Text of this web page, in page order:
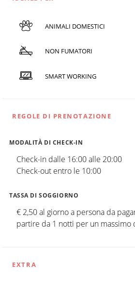
ANIMALI DOMESTICI
NON FUMATORI
SMART WORKING
REGOLE DI PRENOTAZIONE
MODALITÀ DI CHECK-IN
Check-in dalle 16:00 alle 20:00
Check-out entro le 10:00
TASSA DI SOGGIORNO
€ 2,50 al giorno a persona da
partire da 1 notti per un massimo
EXTRA